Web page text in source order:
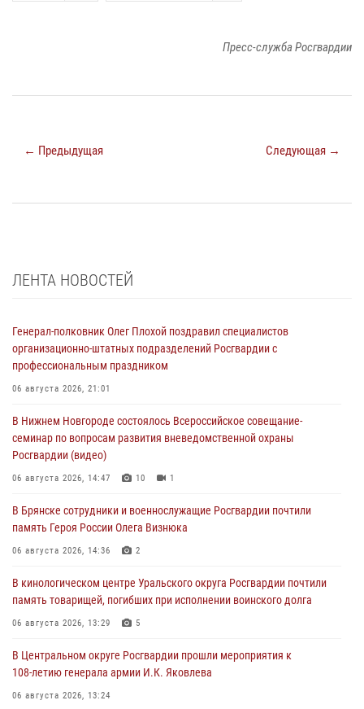
Пресс-служба Росгвардии
← Предыдущая Следующая →
ЛЕНТА НОВОСТЕЙ
Генерал-полковник Олег Плохой поздравил специалистов
организационно-штатных подразделений Росгвардии с
профессиональным праздником
06 августа 2026, 21:01
В Нижнем Новгороде состоялось Всероссийское совещание-
семинар по вопросам развития вневедомственной охраны
Росгвардии (видео)
06 августа 2026, 14:47 10 1
В Брянске сотрудники и военнослужащие Росгвардии почтили
память Героя России Олега Визнюка
06 августа 2026, 14:36 2
В кинологическом центре Уральского округа Росгвардии почтили
память товарищей, погибших при исполнении воинского долга
06 августа 2026, 13:29 5
В Центральном округе Росгвардии прошли мероприятия к
108‑летию генерала армии И.К. Яковлева
06 августа 2026, 13:24